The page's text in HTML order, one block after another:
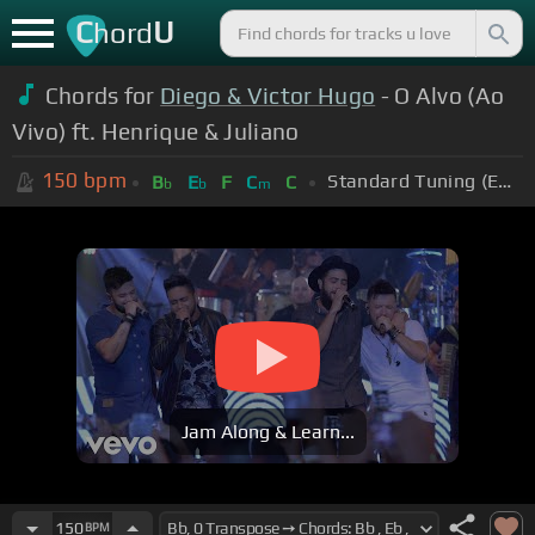
ChordU
Chords for Diego & Victor Hugo - O Alvo (Ao
Vivo) ft. Henrique & Juliano
150 bpm Bb Eb F Cm C Standard Tuning (EADGBE)
Jam Along & Learn...
150BPM